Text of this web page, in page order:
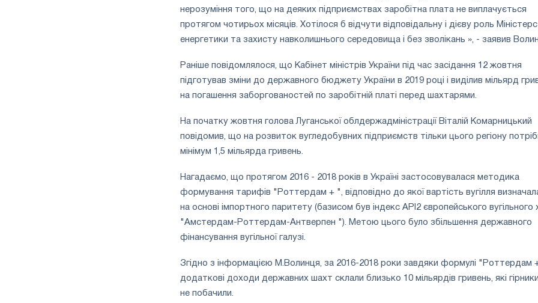
нерозуміння того, що на деяких підприємствах заробітна плата не виплачується
протягом чотирьох місяців. Хотілося б відчути відповідальну і дієву роль
енергетики та захисту навколишнього середовища і без зволікань », - заявив
Раніше повідомлялося, що Кабінет міністрів України під час засідання 12 жовтня
підготував зміни до державного бюджету України в 2019 році і виділив мільярд
на погашення заборгованостей по заробітній платі перед шахтарями.
На початку жовтня голова Луганської облдержадміністрації Віталій Комарницький
повідомив, що на розвиток вугледобувних підприємств тільки цього регіону
мінімум 1,5 мільярда гривень.
Нагадаємо, що протягом 2016 - 2018 років в Україні застосовувалася методика
формування тарифів "Роттердам + ", відповідно до якої вартість вугілля
на основі імпортного паритету (базисом був індекс API2 європейського вугільного
"Амстердам-Роттердам-Антверпен "). Метою цього було збільшення державного
фінансування вугільної галузі.
Згідно з інформацією М.Волинця, за 2016-2018 роки завдяки формулі "Роттердам
додаткові доходи державних шахт склали близько 10 мільярдів гривень, які
не побачили.